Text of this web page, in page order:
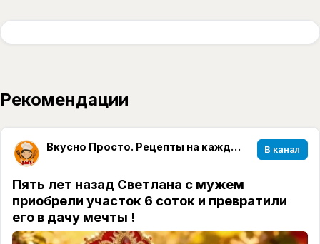
Рекомендации
Вкусно Просто. Рецепты на каждый день. В канал
Пять лет назад Светлана с мужем
приобрели участок 6 соток и превратили
его в дачу мечты !